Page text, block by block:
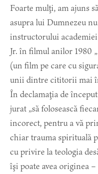
Foarte mulţi, am ajuns
asupra lui Dumnezeu
instructorului
Jr. în filmul anilor 1980
(un film pe care cu
unii dintre cititorii mai
În declamaţia de
jurat „să folosească
incorect, pentru a vă
chiar trauma spirituală
cu privire la teologia
îşi poate avea originea